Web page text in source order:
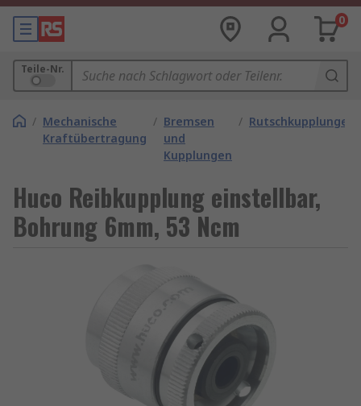
0
Teile-Nr.
/ Mechanische
Kraftübertragung
/ Bremsen
und
Kupplungen
/ Rutschkupplungen
Huco Reibkupplung einstellbar,
Bohrung 6mm, 53 Ncm